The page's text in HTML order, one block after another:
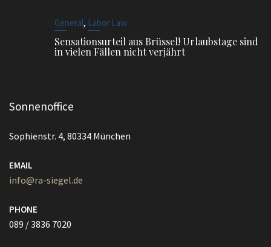
General, Labor Law
Sensationsurteil aus Brüssel! Urlaubstage sind
in vielen Fällen nicht verjährt
Sonnenoffice
Sophienstr. 4, 80334 München
EMAIL
info@ra-siegel.de
PHONE
089 / 3836 7020